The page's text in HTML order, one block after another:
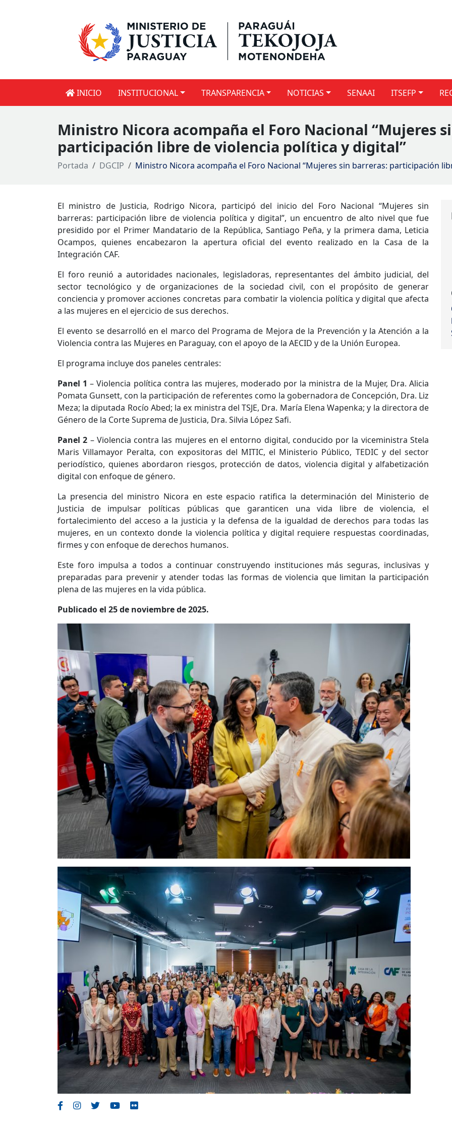
INICIO INSTITUCIONAL TRANSPARENCIA NOTICIAS SENAAI ITSEFP
Ministro Nicora acompaña el Foro Nacional “Mujeres
participación libre de violencia política y digital”
Portada DGCIP Ministro Nicora acompaña el Foro Nacional “Mujeres sin barreras: participación
El ministro de Justicia, Rodrigo Nicora, participó del inicio del Foro Nacional “Mujeres sin
barreras: participación libre de violencia política y digital”, un encuentro de alto nivel que fue
presidido por el Primer Mandatario de la República, Santiago Peña, y la primera dama, Leticia
Ocampos, quienes encabezaron la apertura oficial del evento realizado en la Casa de la
Integración CAF.
El foro reunió a autoridades nacionales, legisladoras, representantes del ámbito judicial, del
sector tecnológico y de organizaciones de la sociedad civil, con el propósito de generar
conciencia y promover acciones concretas para combatir la violencia política y digital que afecta
a las mujeres en el ejercicio de sus derechos.
El evento se desarrolló en el marco del Programa de Mejora de la Prevención y la Atención a la
Violencia contra las Mujeres en Paraguay, con el apoyo de la AECID y de la Unión Europea.
El programa incluye dos paneles centrales:
Panel 1 – Violencia política contra las mujeres, moderado por la ministra de la Mujer, Dra. Alicia
Pomata Gunsett, con la participación de referentes como la gobernadora de Concepción, Dra. Liz
Meza; la diputada Rocío Abed; la ex ministra del TSJE, Dra. María Elena Wapenka; y la directora de
Género de la Corte Suprema de Justicia, Dra. Silvia López Safi.
Panel 2 – Violencia contra las mujeres en el entorno digital, conducido por la viceministra Stela
Maris Villamayor Peralta, con expositoras del MITIC, el Ministerio Público, TEDIC y del sector
periodístico, quienes abordaron riesgos, protección de datos, violencia digital y alfabetización
digital con enfoque de género.
La presencia del ministro Nicora en este espacio ratifica la determinación del Ministerio de
Justicia de impulsar políticas públicas que garanticen una vida libre de violencia, el
fortalecimiento del acceso a la justicia y la defensa de la igualdad de derechos para todas las
mujeres, en un contexto donde la violencia política y digital requiere respuestas coordinadas,
firmes y con enfoque de derechos humanos.
Este foro impulsa a todos a continuar construyendo instituciones más seguras, inclusivas y
preparadas para prevenir y atender todas las formas de violencia que limitan la participación
plena de las mujeres en la vida pública.
Publicado el 25 de noviembre de 2025.